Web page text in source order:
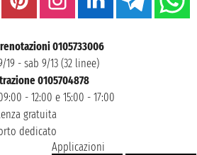
0105733006
19 - sab 9/13 (32 linee)
0105704878
- 12:00 e 15:00 - 17:00
gratuita
dedicato
Applicazioni